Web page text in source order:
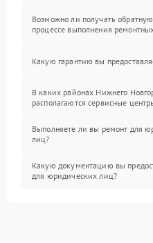
Возможно ли получать
процессе выполнения
Какую гарантию вы
В каких районах Нижнего
располагаются сервисные
Выполняете ли вы ремонт для
лиц?
Какую документацию вы
для юридических лиц?